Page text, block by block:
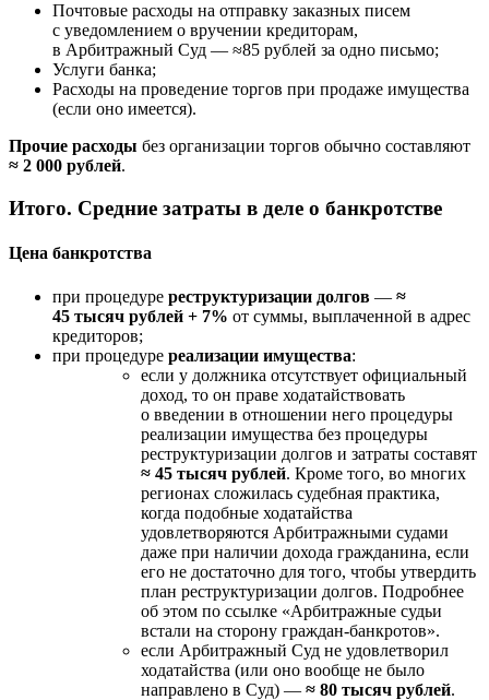
Почтовые расходы на отправку заказных писем
с уведомлением о вручении кредиторам,
в Арбитражный Суд — ≈85 рублей за одно письмо;
Услуги банка;
Расходы на проведение торгов при продаже имущества
(если оно имеется).
Прочие расходы без организации торгов обычно составляют
≈ 2 000 рублей.
Итого. Средние затраты в деле о банкротстве
Цена банкротства
при процедуре реструктуризации долгов — ≈
45 тысяч рублей + 7% от суммы, выплаченной в адрес
кредиторов;
при процедуре реализации имущества:
если у должника отсутствует официальный
доход, то он праве ходатайствовать
о введении в отношении него процедуры
реализации имущества без процедуры
реструктуризации долгов и затраты составят
≈ 45 тысяч рублей. Кроме того, во многих
регионах сложилась судебная практика,
когда подобные ходатайства
удовлетворяются Арбитражными судами
даже при наличии дохода гражданина, если
его не достаточно для того, чтобы утвердить
план реструктуризации долгов. Подробнее
об этом по ссылке «Арбитражные судьи
встали на сторону граждан-банкротов».
если Арбитражный Суд не удовлетворил
ходатайства (или оно вообще не было
направлено в Суд) —≈ 80 тысяч рублей.